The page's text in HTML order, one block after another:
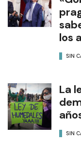
los
La